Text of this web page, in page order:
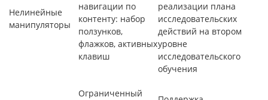
Нелинейные
манипуляторы
навигации по
контенту: набор
ползунков,
флажков, активных
клавиш
реализации плана
исследовательских
действий на втором
уровне
исследовательского
обучения
Ограниченный